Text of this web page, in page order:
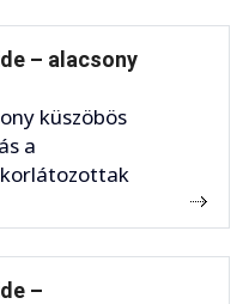
– alacsony
küszöbös
a
–